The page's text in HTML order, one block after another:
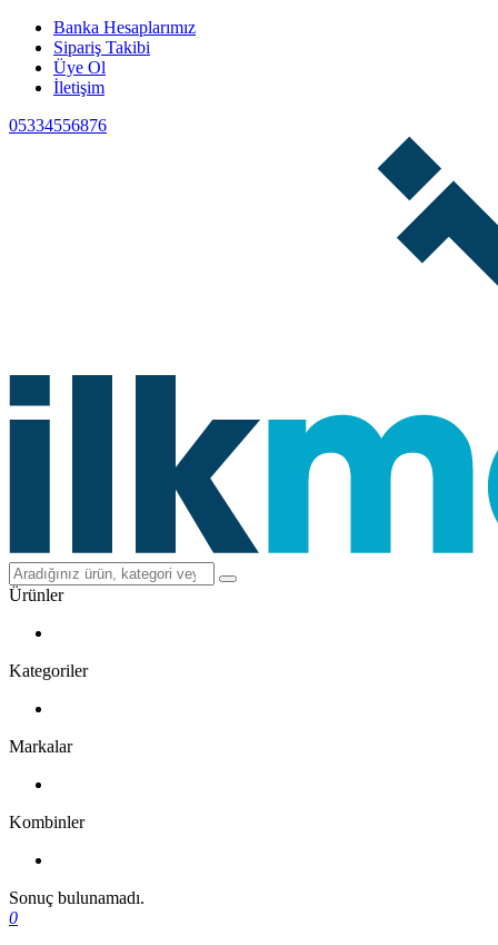
Banka Hesaplarımız
Sipariş Takibi
Üye Ol
İletişim
05334556876
Ürünler
Kategoriler
Markalar
Kombinler
Sonuç bulunamadı.
0